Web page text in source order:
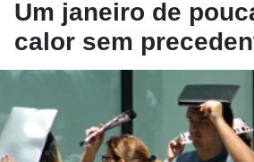
Um janeiro de
calor sem